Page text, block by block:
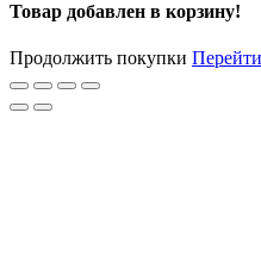
Товар добавлен в корзину!
Продолжить покупки